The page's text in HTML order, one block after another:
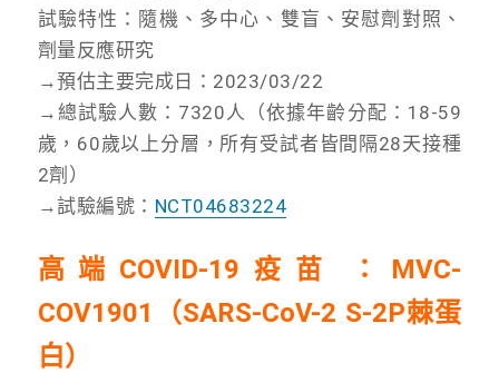
試驗特性：隨機、多中心、雙盲、安慰劑對照、
劑量反應研究
→預估主要完成日：2023/03/22
→總試驗人數：7320人（依據年齡分配：18-59
歲，60歲以上分層，所有受試者皆間隔28天接種
2劑）
→試驗編號： NCT04683224
高端COVID-19疫苗​：MVC-
COV1901（SARS-CoV-2 S-2P棘蛋
白）